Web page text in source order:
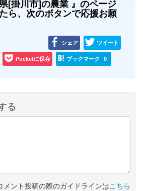
[掛川市]の農業 』のページ
ら、次のボタンで応援お願
シェア ツイート
Pocketに保存 ブックマーク 0
る
メント投稿の際のガイドラインはこちら